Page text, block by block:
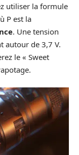
utiliser la formule
P est la
. Une tension
autour de 3,7 V.
le « Sweet